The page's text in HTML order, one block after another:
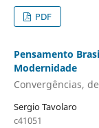
PDF
Pensamento
Modernidade
Convergências,
Sergio Tavolaro
c41051